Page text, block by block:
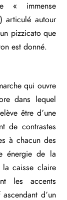
« immense
) articulé autour
pizzicato que
est donné.
qui ouvre
dans lequel
être d’une
de contrastes
à chacun des
énergie de la
la caisse claire
les accents
d’un